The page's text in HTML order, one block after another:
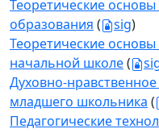
Теоретические
образования ( sig)
Теоретические
начальной школе(
Духовно-
младшего школьника (
Педагогические